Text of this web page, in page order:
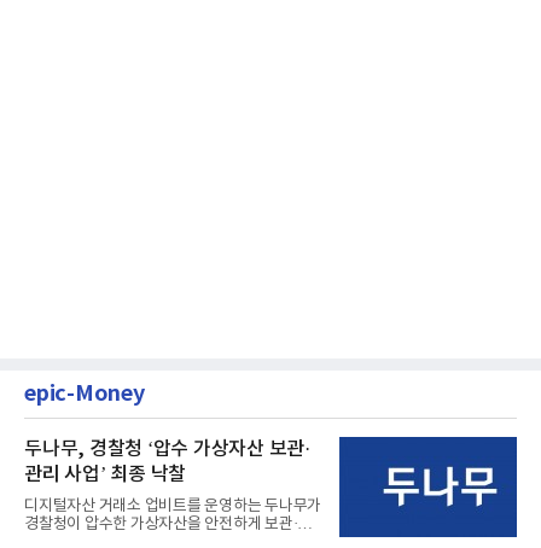
epic-Money
두나무, 경찰청 ‘압수 가상자산 보관·
관리 사업’ 최종 낙찰
디지털자산 거래소 업비트를 운영하는 두나무가
경찰청이 압수한 가상자산을 안전하게 보관·관